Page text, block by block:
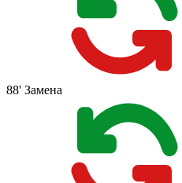
88' Замена